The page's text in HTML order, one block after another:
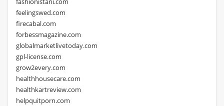
feelingswed.com
firecabal.com
forbessmagazine.com
globalmarketlivetoday.com
gpl-license.com
grow2every.com
healthhousecare.com
healthkartreview.com
helpquitporn.com